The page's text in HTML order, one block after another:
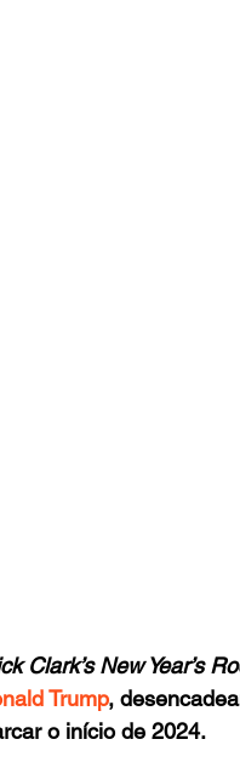
Clark’s New Year’s
Trump,
o início de 2024.